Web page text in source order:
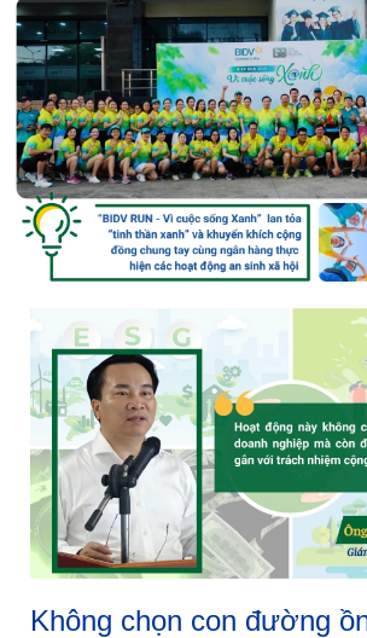
Không chọn con đường